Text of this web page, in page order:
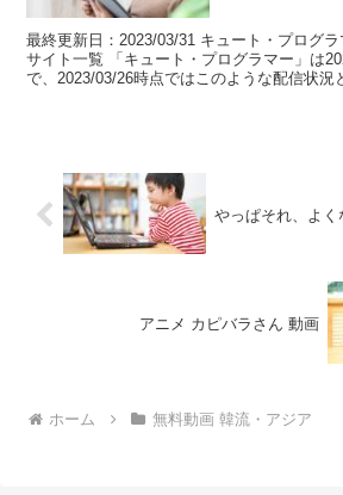
最終更新日：2023/03/31 キュート・プログ
サイト一覧 「キュート・プログラマー」は
で、2023/03/26時点ではこのような配信状況
やっぱそれ、よ
アニメ カピバラさん 動画
ホーム 無料動画 韓流・アジア